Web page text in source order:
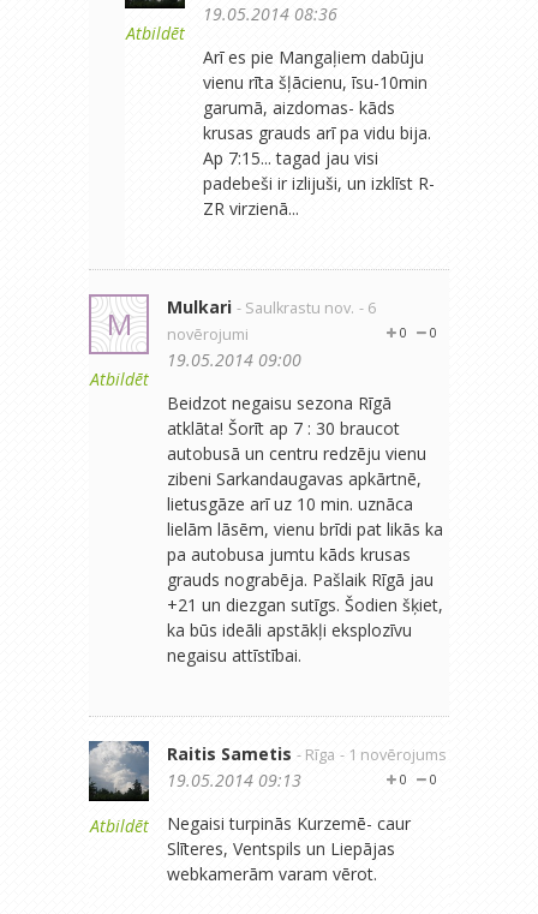
Atbildēt
19.05.2014 08:36
Arī es pie Mangaļiem dabūju
vienu rīta šļācienu, īsu-10min
garumā, aizdomas- kāds
krusas grauds arī pa vidu bija.
Ap 7:15... tagad jau visi
padebeši ir izlijuši, un izklīst R-
ZR virzienā...
M
Atbildēt
Mulkari - Saulkrastu nov. - 6
novērojumi
0
0
19.05.2014 09:00
Beidzot negaisu sezona Rīgā
atklāta! Šorīt ap 7 : 30 braucot
autobusā un centru redzēju vienu
zibeni Sarkandaugavas apkārtnē,
lietusgāze arī uz 10 min. uznāca
lielām lāsēm, vienu brīdi pat likās ka
pa autobusa jumtu kāds krusas
grauds nograbēja. Pašlaik Rīgā jau
+21 un diezgan sutīgs. Šodien šķiet,
ka būs ideāli apstākļi eksplozīvu
negaisu attīstībai.
Atbildēt
Raitis Sametis - Rīga - 1 novērojums
0
0
19.05.2014 09:13
Negaisi turpinās Kurzemē- caur
Slīteres, Ventspils un Liepājas
webkamerām varam vērot.